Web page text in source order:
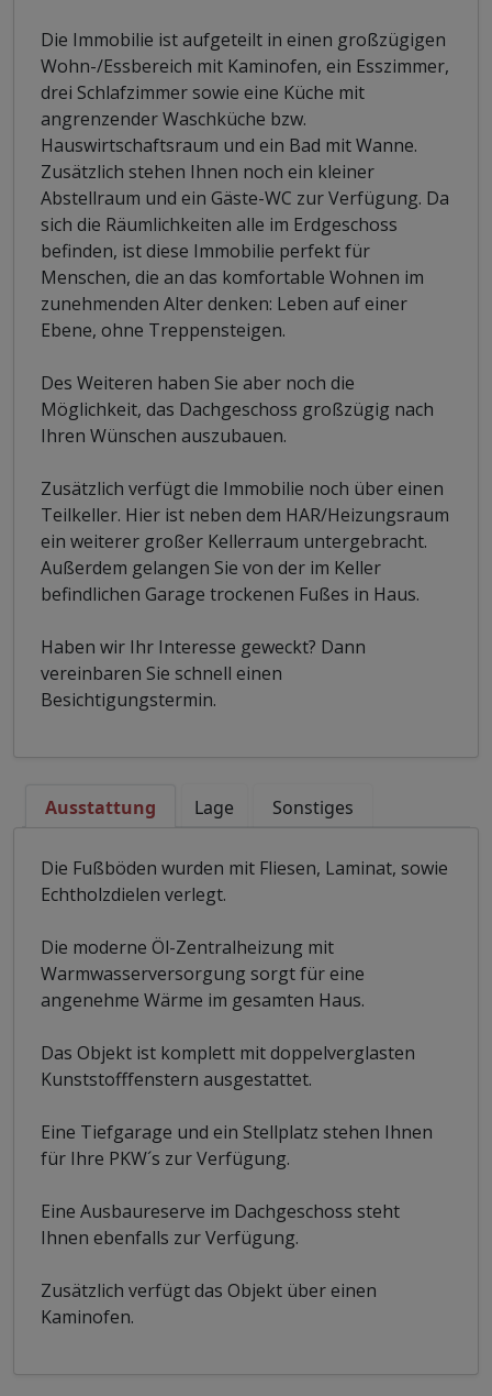
Die Immobilie ist aufgeteilt in einen großzügigen
Wohn-/Essbereich mit Kaminofen, ein Esszimmer,
drei Schlafzimmer sowie eine Küche mit
angrenzender Waschküche bzw.
Hauswirtschaftsraum und ein Bad mit Wanne.
Zusätzlich stehen Ihnen noch ein kleiner
Abstellraum und ein Gäste-WC zur Verfügung. Da
sich die Räumlichkeiten alle im Erdgeschoss
befinden, ist diese Immobilie perfekt für
Menschen, die an das komfortable Wohnen im
zunehmenden Alter denken: Leben auf einer
Ebene, ohne Treppensteigen.
Des Weiteren haben Sie aber noch die
Möglichkeit, das Dachgeschoss großzügig nach
Ihren Wünschen auszubauen.
Zusätzlich verfügt die Immobilie noch über einen
Teilkeller. Hier ist neben dem HAR/Heizungsraum
ein weiterer großer Kellerraum untergebracht.
Außerdem gelangen Sie von der im Keller
befindlichen Garage trockenen Fußes in Haus.
Haben wir Ihr Interesse geweckt? Dann
vereinbaren Sie schnell einen
Besichtigungstermin.
Ausstattung Lage Sonstiges
Die Fußböden wurden mit Fliesen, Laminat, sowie
Echtholzdielen verlegt.
Die moderne Öl-Zentralheizung mit
Warmwasserversorgung sorgt für eine
angenehme Wärme im gesamten Haus.
Das Objekt ist komplett mit doppelverglasten
Kunststofffenstern ausgestattet.
Eine Tiefgarage und ein Stellplatz stehen Ihnen
für Ihre PKW´s zur Verfügung.
Eine Ausbaureserve im Dachgeschoss steht
Ihnen ebenfalls zur Verfügung.
Zusätzlich verfügt das Objekt über einen
Kaminofen.